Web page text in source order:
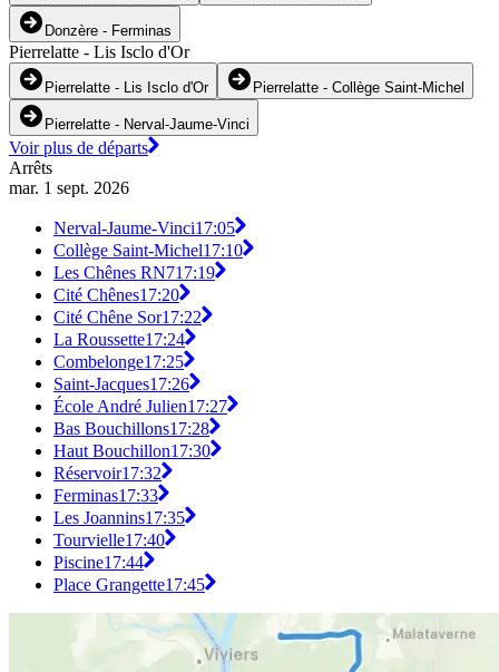
Donzère - Ferminas
Pierrelatte - Lis Isclo d'Or
Pierrelatte - Lis Isclo d'Or Pierrelatte - Collège Saint-Michel
Pierrelatte - Nerval-Jaume-Vinci
Voir plus de départs
Arrêts
mar. 1 sept. 2026
Nerval-Jaume-Vinci17:05
Collège Saint-Michel17:10
Les Chênes RN717:19
Cité Chênes17:20
Cité Chêne Sor17:22
La Roussette17:24
Combelonge17:25
Saint-Jacques17:26
École André Julien17:27
Bas Bouchillons17:28
Haut Bouchillon17:30
Réservoir17:32
Ferminas17:33
Les Joannins17:35
Tourvielle17:40
Piscine17:44
Place Grangette17:45